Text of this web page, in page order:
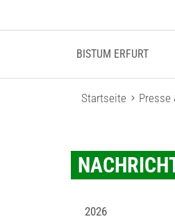
BISTUM ERFURT
Startseite Presse
2026